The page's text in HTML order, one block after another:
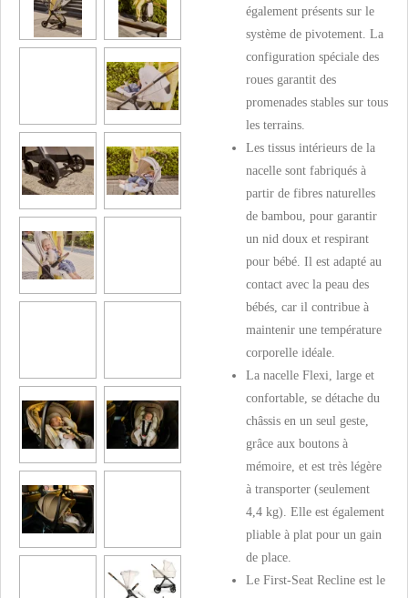
également présents sur le
système de pivotement. La
configuration spéciale des
roues garantit des
promenades stables sur tous
les terrains.
Les tissus intérieurs de la
nacelle sont fabriqués à
partir de fibres naturelles
de bambou, pour garantir
un nid doux et respirant
pour bébé. Il est adapté au
contact avec la peau des
bébés, car il contribue à
maintenir une température
corporelle idéale.
La nacelle Flexi, large et
confortable, se détache du
châssis en un seul geste,
grâce aux boutons à
mémoire, et est très légère
à transporter (seulement
4,4 kg). Elle est également
pliable à plat pour un gain
de place.
Le First-Seat Recline est le